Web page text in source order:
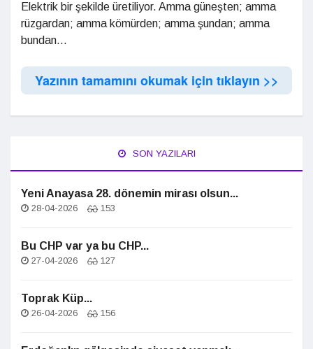
Elektrik bir şekilde üretiliyor. Amma güneşten; amma
rüzgardan; amma kömürden; amma şundan; amma
bundan...
Yazının tamamını okumak için tıklayın >>
SON YAZILARI
Yeni Anayasa 28. dönemin mirası olsun...
28-04-2026 153
Bu CHP var ya bu CHP...
27-04-2026 127
Toprak Küp...
26-04-2026 156